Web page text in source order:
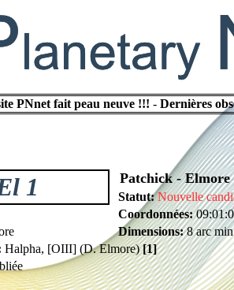
PNnet fait peau neuve !!! - Dernières
1 Patchick - Elmore
Statut: Nouvelle
Coordonnées:
Dimensions:8 arc min
Halpha, [OIII] (D. Elmore)[1]